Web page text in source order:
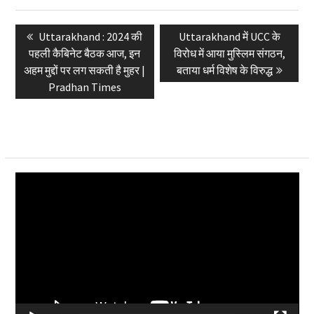
navigation
Previous
post:
Uttarakhand : 2024 की
पहली कैबिनेट बैठक आज, इन
अहम मुद्दों पर लग सकती है मुहर |
Pradhan Times
Next
post:
Uttarakhand में UCC के
विरोध में आया मुस्लिम संगठन,
बताया धर्म विशेष के विरुद्ध